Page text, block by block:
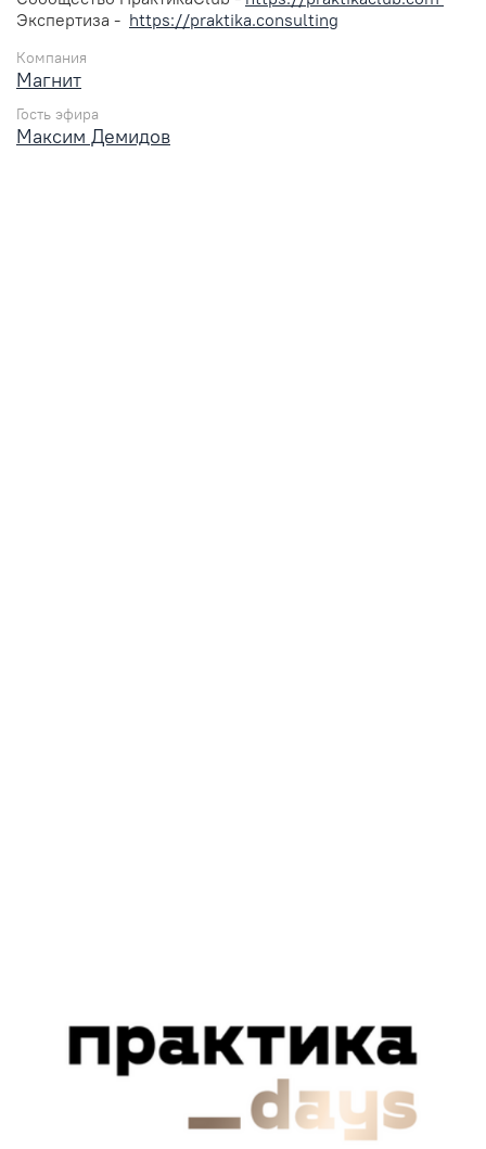
Экспертиза - https://praktika.consulting
Компания
Магнит
Гость эфира
Максим Демидов